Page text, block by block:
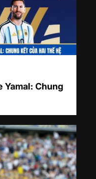
Yamal: Chung